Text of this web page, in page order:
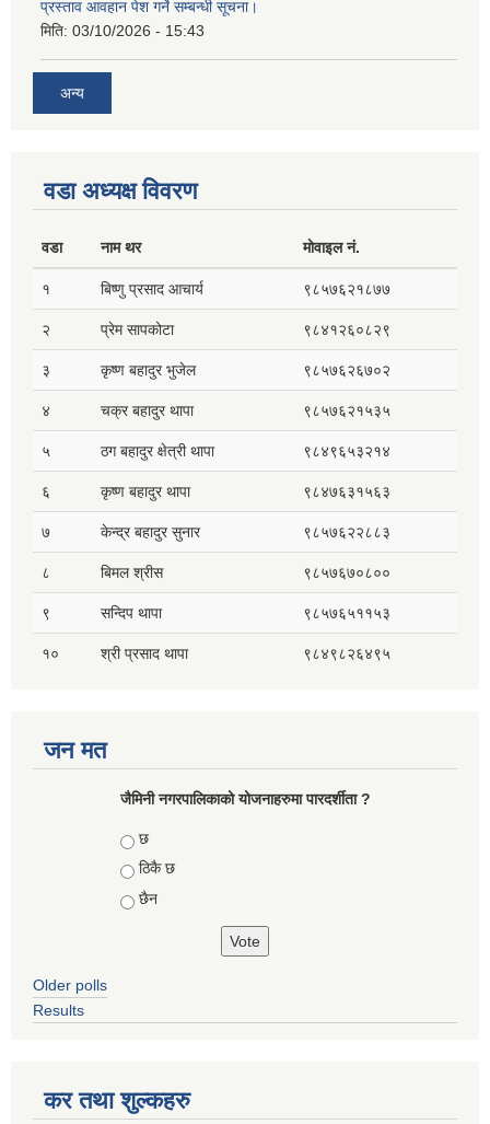
प्रस्ताव आवहान पेश गर्ने सम्बन्धी सूचना।
मिति: 03/10/2026 - 15:43
अन्य
वडा अध्यक्ष विवरण
वडा नाम थर मोवाइल नं.
१ बिष्णु प्रसाद आचार्य ९८५७६२१८७७
२ प्रेम सापकोटा ९८४१२६०८२९
३ कृष्ण बहादुर भुजेल ९८५७६२६७०२
४ चक्र बहादुर थापा ९८५७६२१५३५
५ ठग बहादुर क्षेत्री थापा ९८४९६५३२१४
६ कृष्ण बहादुर थापा ९८४७६३१५६३
७ केन्द्र बहादुर सुनार ९८५७६२२८८३
८ बिमल श्रीस ९८५७६७०८००
९ सन्दिप थापा ९८५७६५११५३
१० श्री प्रसाद थापा ९८४९८२६४९५
जन मत
जैमिनी नगरपालिकाको योजनाहरुमा पारदर्शीता ?
Choices
छ
ठिकै छ
छैन
Older polls
Results
कर तथा शुल्कहरु